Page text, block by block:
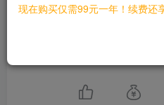
漏洞库
现在购买仅需99元一年！续费还